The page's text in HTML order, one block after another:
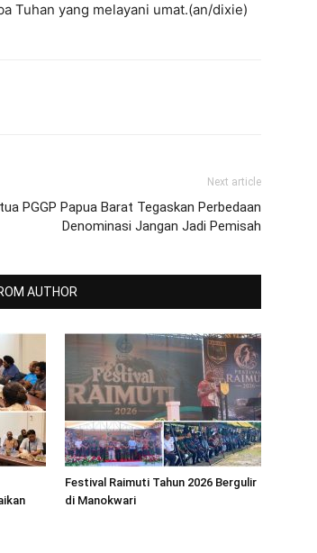
Tuhan yang melayani umat.(an/dixie)
Next article
PGGP Papua Barat Tegaskan Perbedaan
Denominasi Jangan Jadi Pemisah
AUTHOR
Festival Raimuti Tahun 2026 Bergulir
di Manokwari